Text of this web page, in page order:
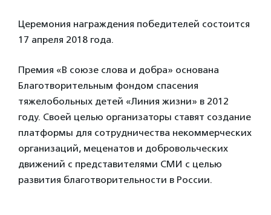
Церемония награждения победителей состоится
17 апреля 2018 года.
Премия «В союзе слова и добра» основана
Благотворительным фондом спасения
тяжелобольных детей «Линия жизни» в 2012
году. Своей целью организаторы ставят создание
платформы для сотрудничества некоммерческих
организаций, меценатов и добровольческих
движений с представителями СМИ с целью
развития благотворительности в России.